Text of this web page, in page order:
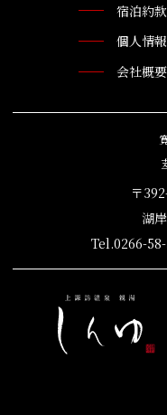
宿泊約款
個人情
会社概要
〒
湖
Tel.0266-